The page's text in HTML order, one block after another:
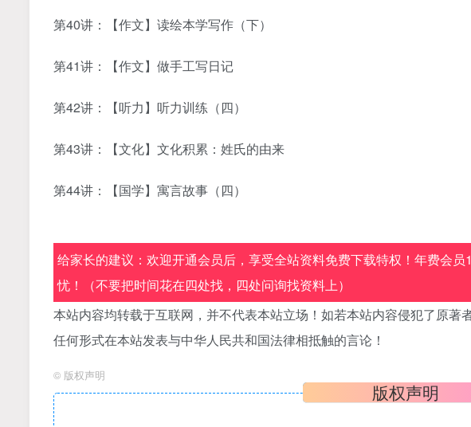
第40讲：【作文】读绘本学写作（下）
第41讲：【作文】做手工写日记
第42讲：【听力】听力训练（四）
第43讲：【文化】文化积累：姓氏的由来
第44讲：【国学】寓言故事（四）
给家长的建议：欢迎开通会员后，享受全站资料免费下载特权！年费会
忧！（不要把时间花在四处找，四处问询找资料上）
本站内容均转载于互联网，并不代表本站立场！如若本站内容侵犯了原
任何形式在本站发表与中华人民共和国法律相抵触的言论！
© 版权声明
版权声明